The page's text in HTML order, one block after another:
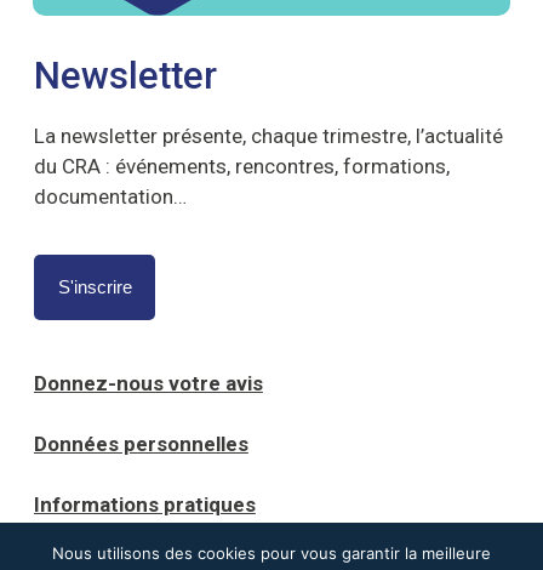
Newsletter
La newsletter présente, chaque trimestre, l’actualité
du CRA : événements, rencontres, formations,
documentation…
S'inscrire
Donnez-nous votre avis
Données personnelles
Informations pratiques
Mentions légales
Nous utilisons des cookies pour vous garantir la meilleure